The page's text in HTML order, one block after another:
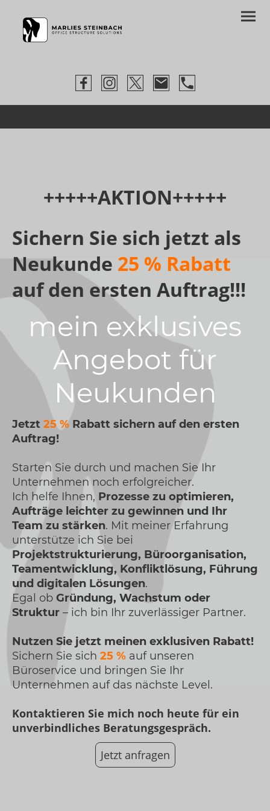
+++++AKTION+++++
Sichern Sie sich jetzt als
Neukunde 25 % Rabatt
auf den ersten Auftrag!!!
Jetzt 25 % Rabatt sichern auf den ersten
Auftrag!
Starten Sie durch und machen Sie Ihr
Unternehmen noch erfolgreicher.
Ich helfe Ihnen, Prozesse zu optimieren,
Aufträge leichter zu gewinnen und Ihr
Team zu stärken. Mit meiner Erfahrung
unterstütze ich Sie bei
Projektstrukturierung, Büroorganisation,
Teamentwicklung, Konfliktlösung, Führung
und digitalen Lösungen.
Egal ob Gründung, Wachstum oder
Struktur – ich bin Ihr zuverlässiger Partner.
Nutzen Sie jetzt meinen exklusiven Rabatt!
Sichern Sie sich 25 % auf unseren
Büroservice und bringen Sie Ihr
Unternehmen auf das nächste Level.
Kontaktieren Sie mich noch heute für ein
unverbindliches Beratungsgespräch.
mein exklusives
Angebot für
Neukunden
Jetzt anfragen